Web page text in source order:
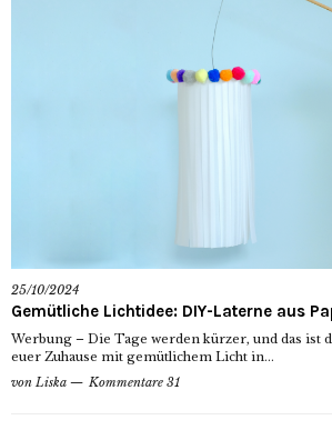
25/10/2024
Gemütliche Lichtidee: DIY-Laterne aus
Werbung – Die Tage werden kürzer, und das ist
euer Zuhause mit gemütlichem Licht in...
von Liska Kommentare 31